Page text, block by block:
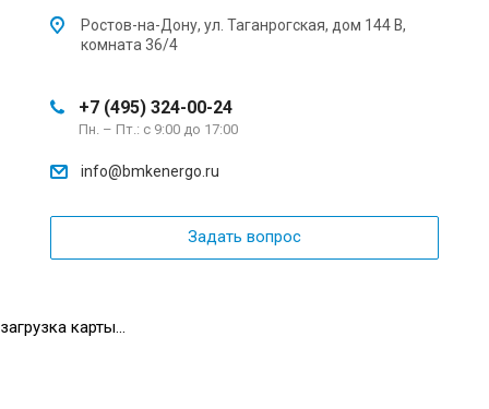
Ростов-на-Дону, ул. Таганрогская, дом 144 В,
комната 36/4
+7 (495) 324-00-24
Пн. – Пт.: с 9:00 до 17:00
info@bmkenergo.ru
Задать вопрос
загрузка карты...